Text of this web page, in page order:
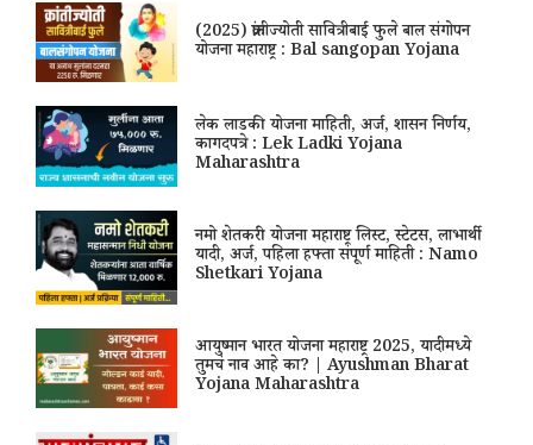
(2025) क्रांतीज्योती सावित्रीबाई फुले बाल संगोपन
योजना महाराष्ट्र : Bal sangopan Yojana
लेक लाडकी योजना माहिती, अर्ज, शासन निर्णय,
कागदपत्रे : Lek Ladki Yojana
Maharashtra
नमो शेतकरी योजना महाराष्ट्र लिस्ट, स्टेटस, लाभार्थी
यादी, अर्ज, पहिला हफ्ता संपूर्ण माहिती : Namo
Shetkari Yojana
आयुष्मान भारत योजना महाराष्ट्र 2025, यादीमध्ये
तुमचं नाव आहे का? | Ayushman Bharat
Yojana Maharashtra